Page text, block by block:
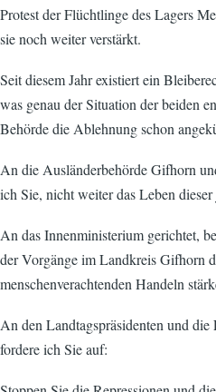
Protest der Flüchtlinge des Lagers
sie noch weiter verstärkt.
Seit diesem Jahr existiert ein
was genau der Situation der beiden
Behörde die Ablehnung schon
An die Ausländerbehörde Gifhorn
ich Sie, nicht weiter das Leben
An das Innenministerium gerichtet,
der Vorgänge im Landkreis Gifhorn
menschenverachtenden Handeln
An den Landtagspräsidenten und
fordere ich Sie auf: